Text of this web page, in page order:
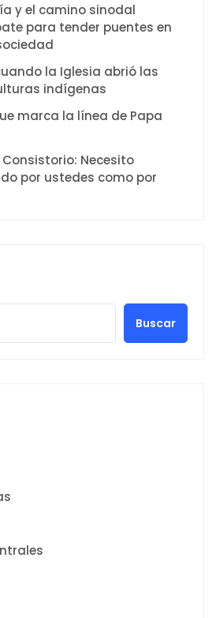
y el camino sinodal
para tender puentes en
la Iglesia abrió las
indígenas
marca la línea de Papa
Consistorio: Necesito
por ustedes como por
Buscar